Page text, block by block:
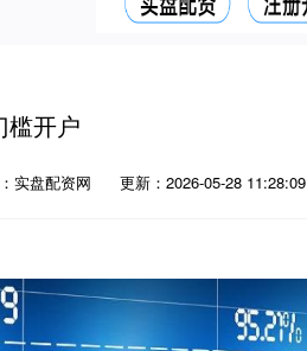
槛开户
实盘配资网 更新：2026-05-28 11:28:09